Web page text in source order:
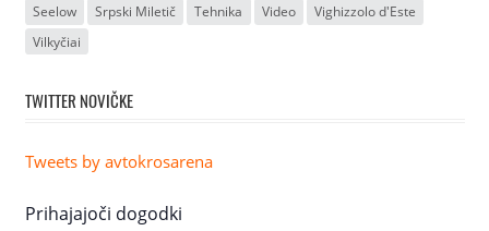
Seelow
Srpski Miletič Tehnika Video
Vighizzolo d'Este
Vilkyčiai
TWITTER NOVIČKE
Tweets by avtokrosarena
Prihajajoči dogodki